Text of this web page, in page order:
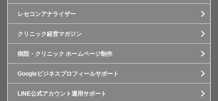
レセコンアナライザー
クリニック経営マガジン
病院・クリニック ホームページ制作
Googleビジネスプロフィールサポート
LINE公式アカウント運用サポート